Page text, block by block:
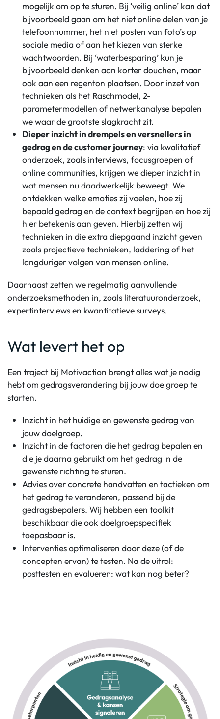
mogelijk om op te sturen. Bij ‘veilig online’ kan dat
bijvoorbeeld gaan om het niet online delen van je
telefoonnummer, het niet posten van foto’s op
sociale media of aan het kiezen van sterke
wachtwoorden. Bij ‘waterbesparing’ kun je
bijvoorbeeld denken aan korter douchen, maar
ook aan een regenton plaatsen. Door inzet van
technieken als het Raschmodel, 2-
parametermodellen of netwerkanalyse bepalen
we waar de grootste slagkracht zit.
Dieper inzicht in drempels en versnellers in
gedrag en de customer journey: via kwalitatief
onderzoek, zoals interviews, focusgroepen of
online communities, krijgen we dieper inzicht in
wat mensen nu daadwerkelijk beweegt. We
ontdekken welke emoties zij voelen, hoe zij
bepaald gedrag en de context begrijpen en hoe zij
hier betekenis aan geven. Hierbij zetten wij
technieken in die extra diepgaand inzicht geven
zoals projectieve technieken, laddering of het
langduriger volgen van mensen online.
Daarnaast zetten we regelmatig aanvullende
onderzoeksmethoden in, zoals literatuuronderzoek,
expertinterviews en kwantitatieve surveys.
Wat levert het op
Een traject bij Motivaction brengt alles wat je nodig
hebt om gedragsverandering bij jouw doelgroep te
starten.
Inzicht in het huidige en gewenste gedrag van
jouw doelgroep.
Inzicht in de factoren die het gedrag bepalen en
die je daarna gebruikt om het gedrag in de
gewenste richting te sturen.
Advies over concrete handvatten en tactieken om
het gedrag te veranderen, passend bij de
gedragsbepalers. Wij hebben een toolkit
beschikbaar die ook doelgroepspecifiek
toepasbaar is.
Interventies optimaliseren door deze (of de
concepten ervan) te testen. Na de uitrol:
posttesten en evalueren: wat kan nog beter?